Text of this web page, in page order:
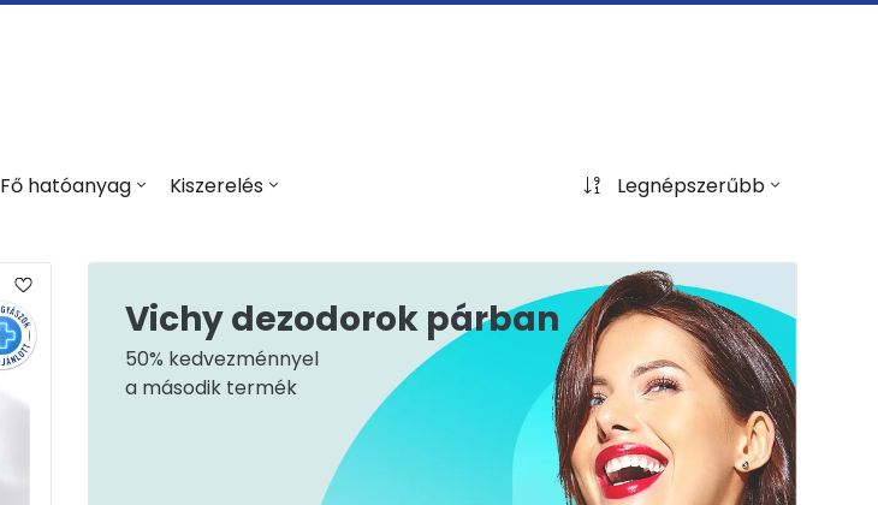
Fő hatóanyag Kiszerelés Legnépszerűbb
Vichy dezodorok párban
50% kedvezménnyel
a második termék